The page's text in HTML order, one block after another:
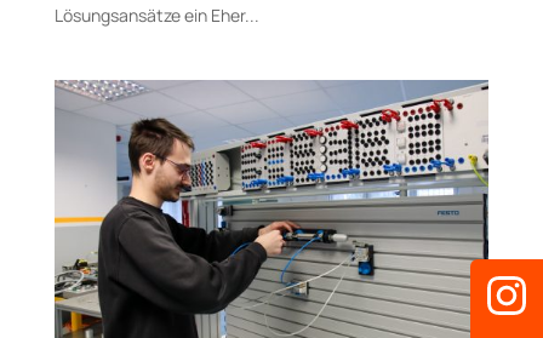
Lösungsansätze ein Eher...